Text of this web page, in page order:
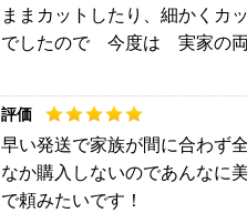
ままカットしたり、細かくカ
でしたので 今度は 実家の両
早い発送で家族が間に合わず
なか購入しないのであんなに
で頼みたいです！